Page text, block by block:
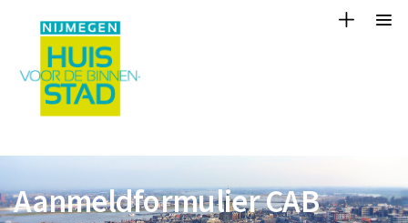
Aanmeldformulier CAB